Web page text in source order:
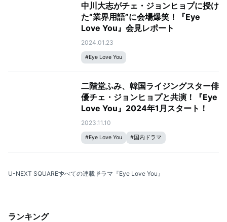
中川大志がチェ・ジョンヒョプに授け
た“業界用語”に会場爆笑！『Eye
Love You』会見レポート
2024.01.23
#Eye Love You
二階堂ふみ、韓国ライジングスター俳
優チェ・ジョンヒョプと共演！『Eye
Love You』2024年1月スタート！
2023.11.10
#Eye Love You #国内ドラマ
U-NEXT SQUAREすべての連載 ドラマ『Eye Love You』
ランキング